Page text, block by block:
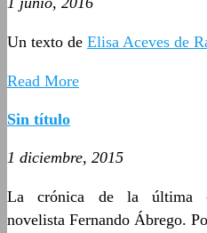
Un texto de Elisa Aceves de
Read More
Sin título
1 diciembre, 2015
La crónica de la última -
novelista Fernando Ábrego.